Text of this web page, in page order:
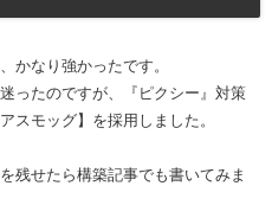
かなり強かったです。
ったのですが、『ピクシー』対策
スモッグ】を採用しました。
残せたら構築記事でも書いてみま